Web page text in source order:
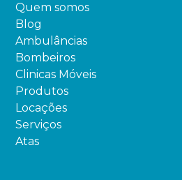
Quem somos
Blog
Ambulâncias
Bombeiros
Clinicas Móveis
Produtos
Locações
Serviços
Atas